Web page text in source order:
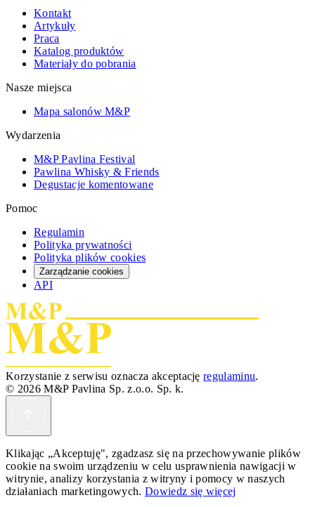
Kontakt
Artykuły
Praca
Katalog produktów
Materiały do pobrania
Nasze miejsca
Mapa salonów M&P
Wydarzenia
M&P Pavlina Festival
Pawlina Whisky & Friends
Degustacje komentowane
Pomoc
Regulamin
Polityka prywatności
Polityka plików cookies
Zarządzanie cookies
API
Korzystanie z serwisu oznacza akceptacjęregulaminu.
© 2026 M&P Pavlina Sp. z.o.o. Sp. k.
Klikając „Akceptuję", zgadzasz się na przechowywanie plików
cookie na swoim urządzeniu w celu usprawnienia nawigacji w
witrynie, analizy korzystania z witryny i pomocy w naszych
działaniach marketingowych. Dowiedz się więcej